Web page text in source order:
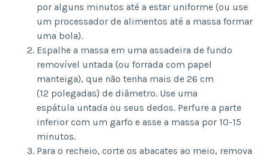
por alguns minutos até a estar uniforme (ou use
um processador de alimentos até a massa formar
uma bola).
Espalhe a massa em uma assadeira de fundo
removível untada (ou forrada com papel
manteiga), que não tenha mais de 26 cm
(12 polegadas) de diâmetro. Use uma
espátula untada ou seus dedos. Perfure a parte
inferior com um garfo e asse a massa por 10-15
minutos.
Para o recheio, corte os abacates ao meio, remova